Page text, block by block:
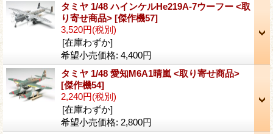
タミヤ 1/48 ハインケルHe219A-7ウーフー <取
り寄せ商品> [傑作機57]
3,520円(税別)
[在庫わずか]
希望小売価格: 4,400円
タミヤ 1/48 愛知M6A1晴嵐 <取り寄せ商品>
[傑作機54]
2,240円(税別)
[在庫わずか]
希望小売価格: 2,800円